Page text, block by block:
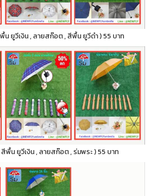
ยูวีเงิน , ลายสก๊อต , สีพื้น ยูวีดำ ) 55 บาท
พื้น ยูวีเงิน , ลายสก๊อต , ร่มพระ ) 55 บาท